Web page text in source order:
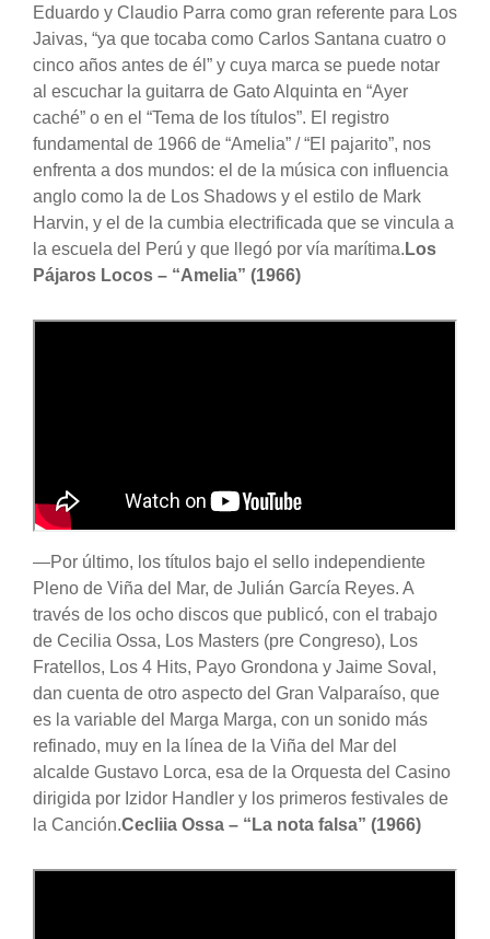
Eduardo y Claudio Parra como gran referente para Los
Jaivas, “ya que tocaba como Carlos Santana cuatro o
cinco años antes de él” y cuya marca se puede notar
al escuchar la guitarra de Gato Alquinta en “Ayer
caché” o en el “Tema de los títulos”. El registro
fundamental de 1966 de “Amelia” / “El pajarito”, nos
enfrenta a dos mundos: el de la música con influencia
anglo como la de Los Shadows y el estilo de Mark
Harvin, y el de la cumbia electrificada que se vincula a
la escuela del Perú y que llegó por vía marítima. Los
Pájaros Locos – “Amelia” (1966)
—Por último, los títulos bajo el sello independiente
Pleno de Viña del Mar, de Julián García Reyes. A
través de los ocho discos que publicó, con el trabajo
de Cecilia Ossa, Los Masters (pre Congreso), Los
Fratellos, Los 4 Hits, Payo Grondona y Jaime Soval,
dan cuenta de otro aspecto del Gran Valparaíso, que
es la variable del Marga Marga, con un sonido más
refinado, muy en la línea de la Viña del Mar del
alcalde Gustavo Lorca, esa de la Orquesta del Casino
dirigida por Izidor Handler y los primeros festivales de
la Canción.Cecliia Ossa – “La nota falsa” (1966)